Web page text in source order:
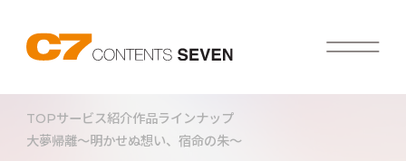
TOPサービス紹介作品ラインナップ
大夢帰離～明かせぬ想い、宿命の朱～